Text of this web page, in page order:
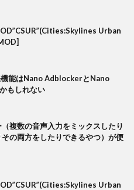
Urban
能はNano AdblockerとNano
もしれない
複数の音声入力をミックスしたり
の両方をしたりできるやつ）が便
Urban